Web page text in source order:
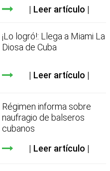
Leer artículo
¡Lo logró!: Llega a Miami La
Diosa de Cuba
Leer artículo
Régimen informa sobre
naufragio de balseros
cubanos
Leer artículo